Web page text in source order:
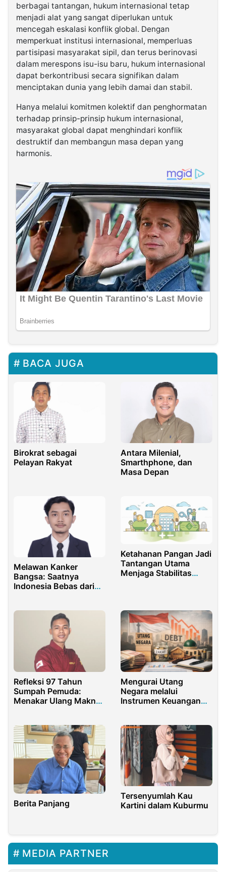
berbagai tantangan, hukum internasional tetap
menjadi alat yang sangat diperlukan untuk
mencegah eskalasi konflik global. Dengan
memperkuat institusi internasional, memperluas
partisipasi masyarakat sipil, dan terus berinovasi
dalam merespons isu-isu baru, hukum internasional
dapat berkontribusi secara signifikan dalam
menciptakan dunia yang lebih damai dan stabil.
Hanya melalui komitmen kolektif dan penghormatan
terhadap prinsip-prinsip hukum internasional,
masyarakat global dapat menghindari konflik
destruktif dan membangun masa depan yang
harmonis.
BACA JUGA
Birokrat sebagai
Pelayan Rakyat
Antara Milenial,
Smarthphone, dan
Masa Depan
Melawan Kanker
Bangsa: Saatnya
Indonesia Bebas dari
Ketahanan Pangan Jadi
Tantangan Utama
Menjaga Stabilitas
Refleksi 97 Tahun
Sumpah Pemuda:
Menakar Ulang Makna
Mengurai Utang
Negara melalui
Instrumen Keuangan
Berita Panjang
Tersenyumlah Kau
Kartini dalam Kuburmu
MEDIA PARTNER